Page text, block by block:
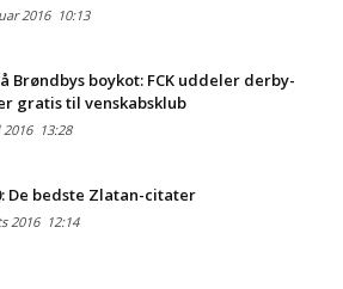
201610:13
Brøndbys boykot: FCK uddeler derby-
gratis til venskabsklub
201613:28
De bedste Zlatan-citater
201612:14